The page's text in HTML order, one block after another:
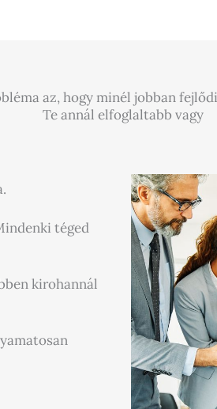
az, hogy minél jobban
Te annál elfoglaltabb vagy
téged
kirohannál